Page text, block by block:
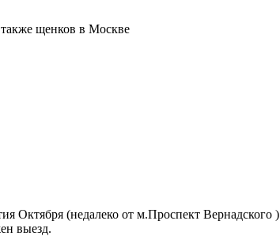
щенков в Москве
Октября (недалеко от м.Проспект Вернадского )
выезд.